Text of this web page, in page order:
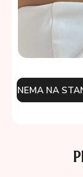
NEMA NA